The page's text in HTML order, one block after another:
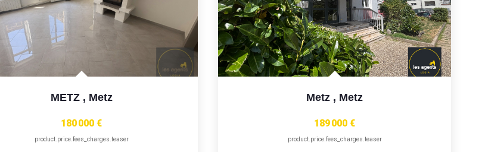
METZ , Metz
180 000 €
product.price.fees_charges.teaser
Metz , Metz
189 000 €
product.price.fees_charges.teaser